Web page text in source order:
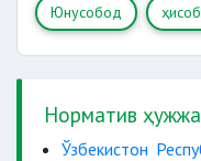
Юнусобод
Норматив
Ўзбекистон